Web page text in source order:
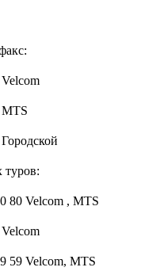
MTS
туров:
80 Velcom , MTS
59 Velcom, MTS